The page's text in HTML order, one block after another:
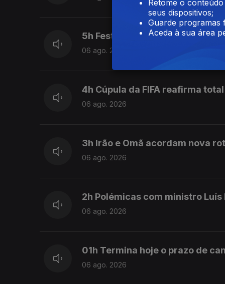
5h Festival Bons Sons até
06 ago. 2026
4h Cúpula da FIFA reafirma
06 ago. 2026
3h Irão e Omã acordam nova
06 ago. 2026
2h Polémicas com ministro
06 ago. 2026
01h Termina hoje o prazo de
06 ago. 2026
Retome o
seus dispositivos;
Guarde programas
Aceda à sua área